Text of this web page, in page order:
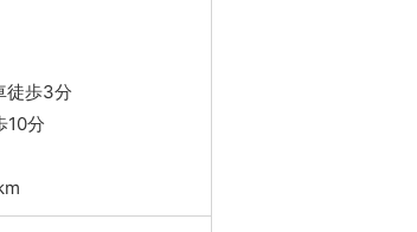
徒歩3分
10分